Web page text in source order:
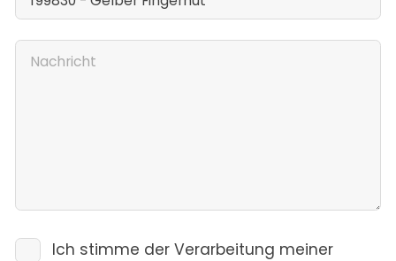
Ich stimme der Verarbeitung meiner